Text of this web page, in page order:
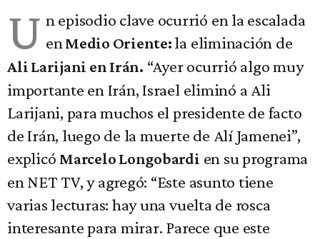
U n episodio clave ocurrió en la escalada
en Medio Oriente:la eliminación de
Ali Larijani en Irán. “Ayer ocurrió algo muy
importante en Irán, Israel eliminó a Ali
Larijani, para muchos el presidente de facto
de Irán, luego de la muerte de Alí Jamenei”,
explicó Marcelo Longobardi en su programa
en NET TV, y agregó: “Este asunto tiene
varias lecturas: hay una vuelta de rosca
interesante para mirar. Parece que este